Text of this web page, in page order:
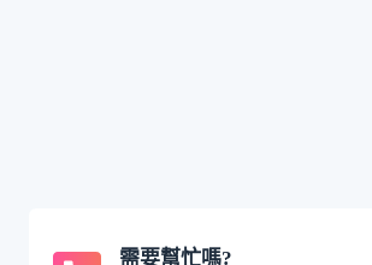
需要幫忙嗎?